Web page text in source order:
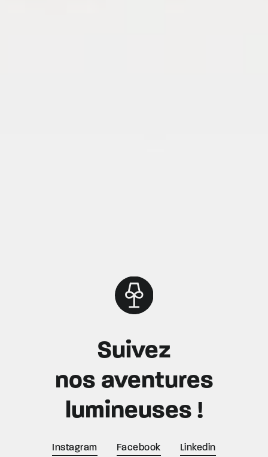
Suivez
nos aventures
lumineuses !
Instagram Facebook Linkedin